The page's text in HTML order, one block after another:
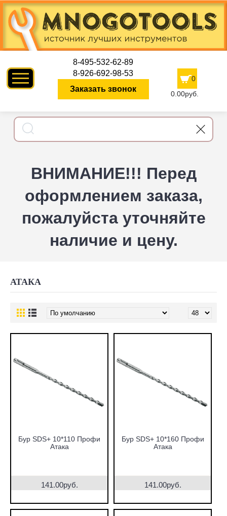
8-495-532-62-89
8-926-692-98-53
Заказать звонок
0
0.00руб.
ВНИМАНИЕ!!! Перед
оформлением заказа,
пожалуйста уточняйте
наличие и цену.
АТАКА
Бур SDS+ 10*110 Профи
Атака
141.00руб.
Бур SDS+ 10*160 Профи
Атака
141.00руб.